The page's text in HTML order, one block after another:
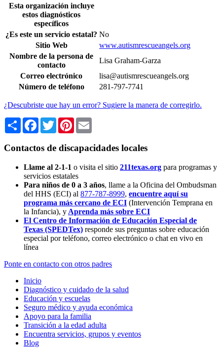
Esta organización incluye
estos diagnósticos
específicos
¿Es este un servicio estatal? No
Sitio Web
www.autismrescueangels.org
Nombre de la persona de
contacto
Lisa Graham-Garza
Correo electrónico
lisa@autismrescueangels.org
Número de teléfono
281-797-7741
¿Descubriste que hay un error? Sugiere la manera de corregirlo.
Share Facebook
TwitterPinterest
Contactos de discapacidades locales
Llame al 2-1-1 o visita el sitio 211texas.org para programas y
servicios estatales
Para niños de 0 a 3 años, llame a la Oficina del Ombudsman
del HHS (ECI) al 877-787-8999, encuentre aquí su
programa más cercano de ECI (Intervención Temprana en
la Infancia), y Aprenda más sobre ECI
El Centro de Información de Educación Especial de
Texas (SPEDTex) responde sus preguntas sobre educación
especial por teléfono, correo electrónico o chat en vivo en
línea
Ponte en contacto con otros padres
Inicio
Diagnóstico y cuidado de la salud
Educación y escuelas
Seguro médico y ayuda económica
Apoyo para la familia
Transición a la edad adulta
Encuentra servicios, grupos y eventos
Blog